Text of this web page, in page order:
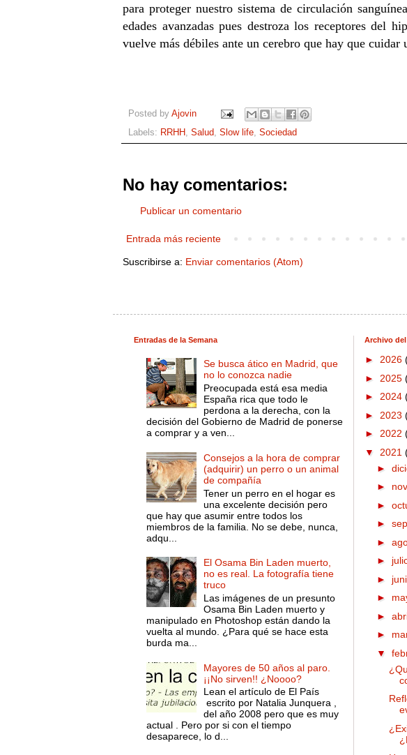
para proteger nuestro sistema de circulación
edades avanzadas pues destroza los receptores del
vuelve más débiles ante un cerebro que hay que cuidar
Posted by Ajovin
Labels: RRHH Salud Slow life Sociedad
No hay comentarios:
Publicar un comentario
Entrada más reciente
Suscribirse a: Enviar comentarios (Atom)
Entradas de la Semana
Se busca ático en Madrid, que
no lo conozca nadie
Preocupada está esa media
España rica que todo le
perdona a la derecha, con la
decisión del Gobierno de Madrid de ponerse
a comprar y a ven...
Consejos a la hora de comprar
(adquirir) un perro o un animal
de compañía
Tener un perro en el hogar es
una excelente decisión pero
que hay que asumir entre todos los
miembros de la familia. No se debe, nunca,
adqu...
El Osama Bin Laden muerto,
no es real. La fotografía tiene
truco
Las imágenes de un presunto
Osama Bin Laden muerto y
manipulado en Photoshop están dando la
vuelta al mundo. ¿Para qué se hace esta
burda ma...
Mayores de 50 años al paro.
¡¡No sirven!! ¿Noooo?
Lean el artículo de El País
escrito por Natalia Junquera ,
del año 2008 pero que es muy
actual . Pero por si con el tiempo
desaparece, lo d...
Archivo
► 2026
► 2025
► 2024
► 2023
► 2022
▼ 2021
►
►
►
►
►
►
►
►
►
►
▼